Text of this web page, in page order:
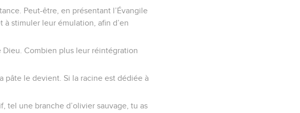
Peut-être, en présentant l’Évangile
stimuler leur émulation, afin d’en
Dieu. Combien plus leur réintégration
pâte le devient. Si la racine est dédiée à
tel une branche d’olivier sauvage, tu as